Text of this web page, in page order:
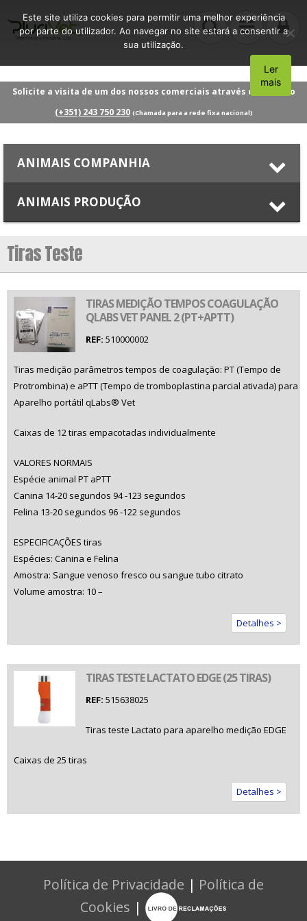
Solicite a visita de um dos nossos comerciais através do número
(+351) 243 750 230 (Chamada para a rede fixa nacional)
ANIMAIS COMPANHIA
ANIMAIS PRODUÇÃO
Tiras Teste
TIRAS MEDIÇÃO TEMPOS COAGULAÇÃO
QLABS VET PANEL 2 (PT+APTT)
REF: 510000002
Tiras medição parâmetros tempos de coagulação: PT (Tempo de
Protrombina) e aPTT (Tempo de tromboplastina parcial ativada) para
Aparelho portátil qLabs® Vet
Caixas de 12 tiras empacotadas individualmente
VALORES NORMAIS
Espécie animal PT aPTT
Canina 14-20 segundos 94 -123 segundos
Felina 13-20 segundos 96 -122 segundos
ESPECIFICAÇÕES tiras
Espécies: Canina e Felina
Amostra: Sangue venoso fresco ou sangue tubo citrato
Volume amostra: 10 –
Detalhes >
TIRAS TESTE LACTATO EDGE (25 TIRAS)
REF: 515638025
Tiras teste Lactato para aparelho medição EDGE
Caixas de 25 tiras
Detalhes >
Política de Privacidade | Política de
Cookies |
Este site utiliza cookies para permitir uma melhor experiência
por parte do utilizador. Ao navegar no site estará a consentir a
sua utilização.
Aceito
Ler
mais